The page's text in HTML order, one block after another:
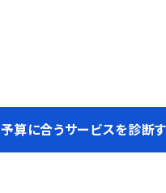
予算に合うサービスを診断